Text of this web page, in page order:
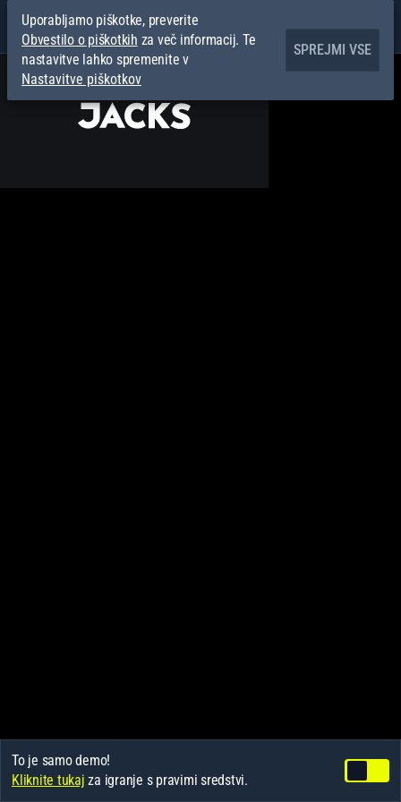
To je samo demo!
Kliknite tukaj za igranje s pravimi sredstvi.
Uporabljamo piškotke, preverite
Obvestilo o piškotkih za več informacij. Te
nastavitve lahko spremenite v
Nastavitve piškotkov
SPREJMI VSE